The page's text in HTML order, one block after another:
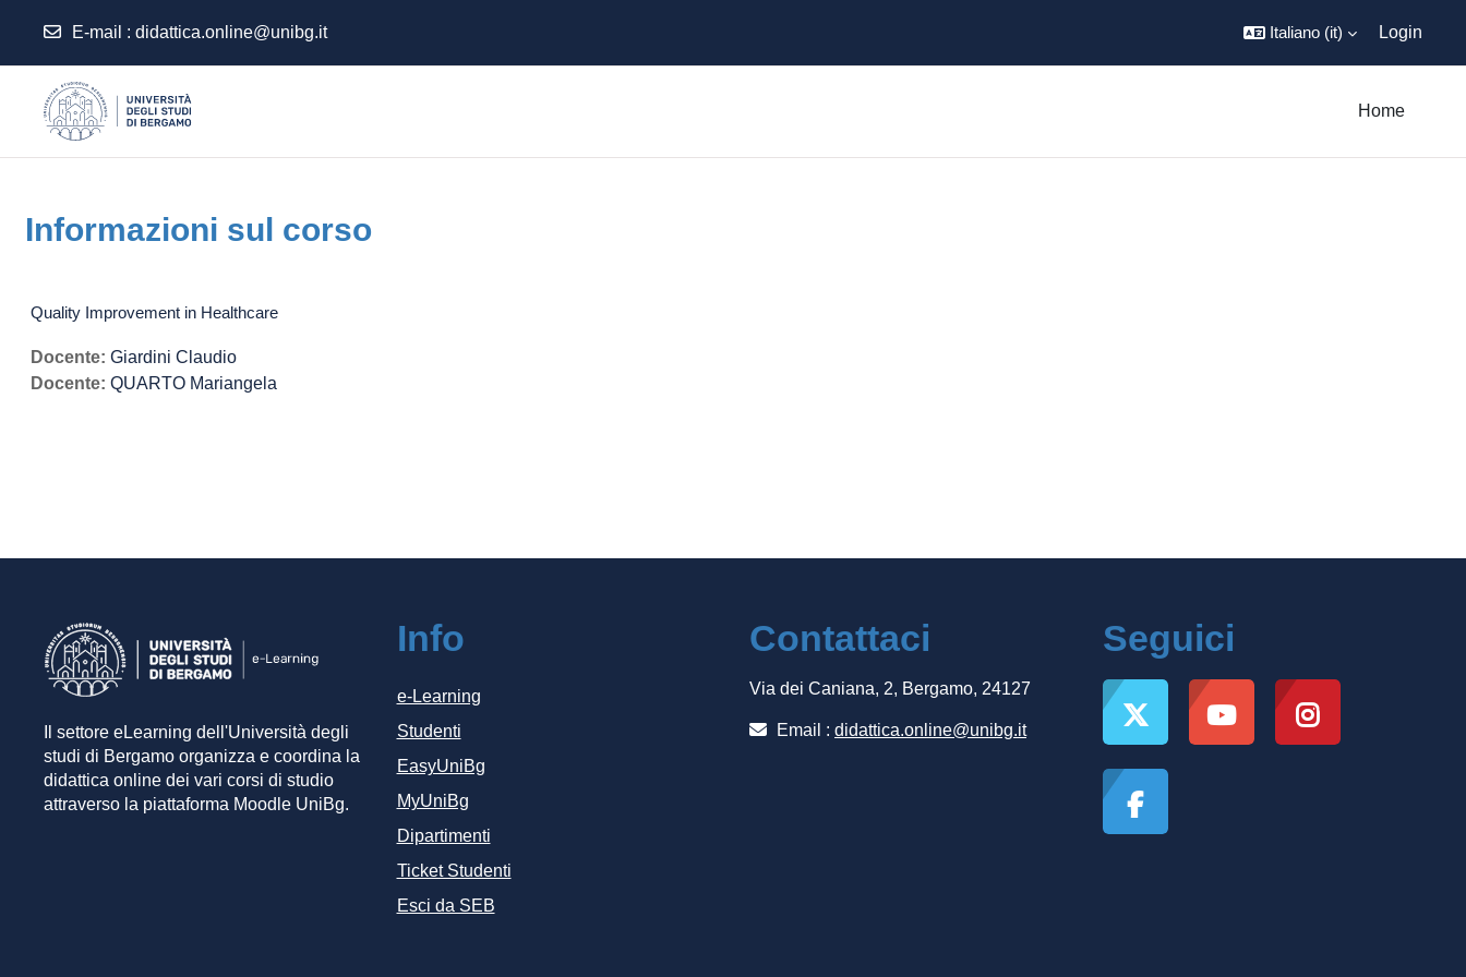
E-mail : didattica.online@unibg.it Italiano ‎(it)‎ Login
Home
Informazioni sul corso
Quality Improvement in Healthcare
Docente: Giardini Claudio
Docente: QUARTO Mariangela
Il settore eLearning dell'Università degli
studi di Bergamo organizza e coordina la
didattica online dei vari corsi di studio
attraverso la piattaforma Moodle UniBg.
Info
e-Learning
Studenti
EasyUniBg
MyUniBg
Dipartimenti
Ticket Studenti
Esci da SEB
Contattaci
Via dei Caniana, 2, Bergamo, 24127
Email : didattica.online@unibg.it
Seguici